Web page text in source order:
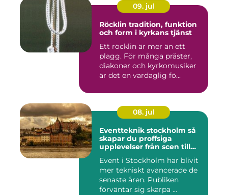
09. jul
Röcklin tradition, funktion
och form i kyrkans tjänst
Ett röcklin är mer än ett
plagg. För många präster,
diakoner och kyrkomusiker
är det en vardaglig fö...
08. jul
Eventteknik stockholm så
skapar du proffsiga
upplevelser från scen till
Event i Stockholm har blivit
mer tekniskt avancerade de
senaste åren. Publiken
förväntar sig skarpa ...